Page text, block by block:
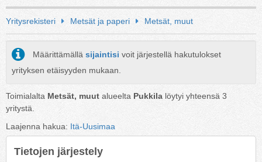
Yritysrekisteri Metsät ja paperi Metsät, muut
Määrittämällä sijaintisi voit järjestellä hakutulokset
yrityksen etäisyyden mukaan.
Toimialalta Metsät, muut alueelta Pukkila löytyi yhteensä 3
yritystä.
Laajenna hakua: Itä-Uusimaa
Tietojen järjestely